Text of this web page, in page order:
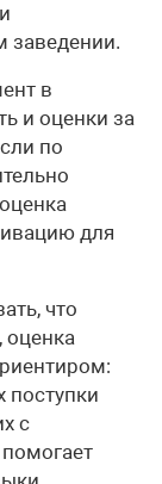
заведении.
в
и оценки за
по
для
что
оценка
поступки
с